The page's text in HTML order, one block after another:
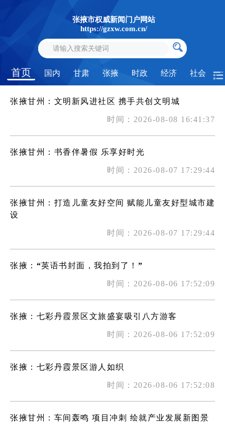
张掖市权威新闻门户网站
https://gzxw.com.cn/
首页 国内 甘肃 张掖 时政 经济 社会
张掖甘州：文明新风进社区 携手共创文明城
时间：2026-08-08 16:41:37
张掖甘州：书香伴暑假 乐享好时光
时间：2026-08-07 17:29:44
张掖甘州：打造儿童友好空间 赋能儿童友好型城市建
设
时间：2026-08-07 17:29:44
张掖：“英语书封面，我拍到了！”
时间：2026-08-06 17:52:09
张掖：七彩丹霞景区文旅盛宴吸引八方游客
时间：2026-08-06 17:52:09
张掖：七彩丹霞景区游人如织
时间：2026-08-06 17:52:08
张掖甘州：车间轰鸣 项目冲刺 绘就产业发展新图景